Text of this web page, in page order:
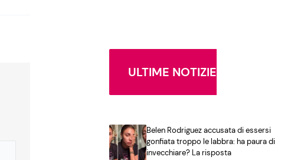
ULTIME NOTIZIE
Belen Rodriguez accusata di essersi
gonfiata troppo le labbra: ha paura di
invecchiare? La risposta